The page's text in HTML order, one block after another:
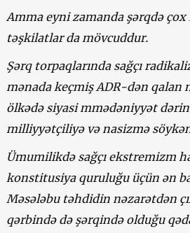
Amma eyni zamanda şərqdə
təşkilatlar da mövcuddur.
Şərq torpaqlarında sağçı
mənada keçmiş ADR-dən qalan
ölkədə siyasi mmədəniyyət
milliyyətçiliyə və nasizmə
Ümumilikdə sağçı ekstremizm
konstitusiya quruluğu üçün ən
Məsələbu təhdidin nəzarətdən
qərbində də şərqində olduğu